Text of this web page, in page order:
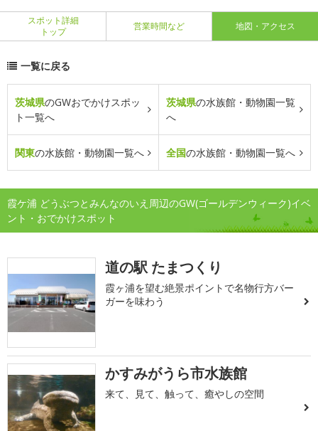
スポット詳細
トップ
営業時間など 地図・アクセス
一覧に戻る
茨城県のGWおでかけスポッ
ト一覧へ
茨城県の水族館・動物園一覧
へ
関東の水族館・動物園一覧へ 全国の水族館・動物園一覧へ
霞ケ浦 どうぶつとみんなのいえ周辺のGW(ゴールデンウィーク)イベ
ント・おでかけスポット
道の駅 たまつくり
霞ヶ浦を望む絶景ポイントで名物行方バー
ガーを味わう
かすみがうら市水族館
来て、見て、触って、癒やしの空間